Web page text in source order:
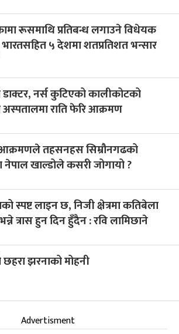
रूसमाथि प्रतिबन्ध लगाउने विधेयक
भारतसहित ५ देशमा शतप्रतिशत भन्सार
डाक्टर, नर्स कुटिएको कालीकोटको
अस्पतालमा राति फेरि आक्रमण
तहसनहस सिम्रौनगढको
नेपाल खाल्डोले कसरी जोगायो ?
स्पष्ट लाइन छ, निजी क्षेत्रमा कतिबेला
त्रास हुन दिन हुँदैन : रवि लामिछाने
झरनाको मोहनी
Advertisment